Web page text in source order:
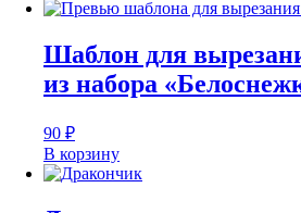
Шаблон для
из набора
90 ₽
В корзину